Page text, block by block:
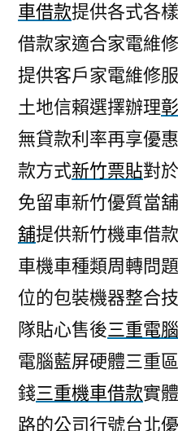
車借款提供各式各
借款家適合家電維
提供客戶家電維修
土地信賴選擇辦理
無貸款利率再享優
款方式新竹票貼對
免留車新竹優質當
舖提供新竹機車借
車機車種類周轉問題
位的包裝機器整合
隊貼心售後三重電
電腦藍屏硬體三重
錢三重機車借款實
路的公司行號台北